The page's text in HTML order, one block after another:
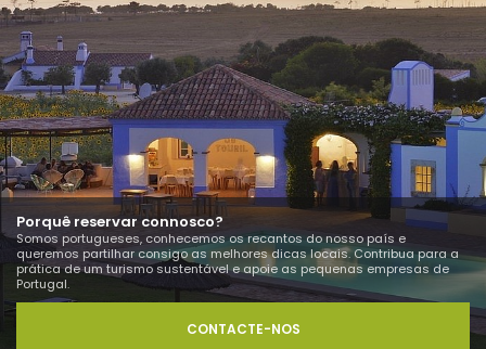
Porquê reservar connosco?
Somos portugueses, conhecemos os recantos do nosso país e
queremos partilhar consigo as melhores dicas locais. Contribua para a
prática de um turismo sustentável e apoie as pequenas empresas de
Portugal.
CONTACTE-NOS